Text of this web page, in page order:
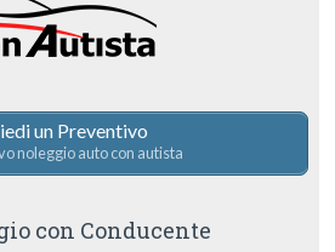
un Preventivo
noleggio auto con autista
con Conducente